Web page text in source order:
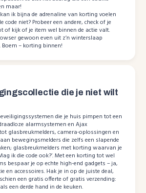
maar!
ik bijna de adrenaline van korting voelen
code niet? Probeer een andere, check of je
of kijk of je item wel binnen de actie valt.
gewoon even uit z’n winterslaap
Boem – korting binnen!
die je niet wilt
die je huis pimpen tot een
alarmsystemen en Ajax
glasbreukmelders, camera-oplossingen en
bewegingsmelders die zelfs een slapende
glasbreukmelders met korting waarvan je
ik die code ook?’. Met een korting tot wel
bespaar je op echte high-end gadgets – ja,
en accessoires. Hak je in op de juiste deal,
een gratis offerte of gratis verzending:
een derde hand in de keuken.